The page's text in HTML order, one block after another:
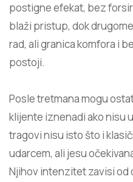
postigne efekat, bez
blaži pristup, dok
rad, ali granica komfora i
postoji.
Posle tretmana mogu
klijente iznenadi ako nisu
tragovi nisu isto što i
udarcem, ali jesu
Njihov intenzitet zavisi od